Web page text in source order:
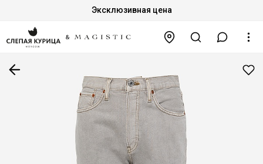
Эксклюзивная цена